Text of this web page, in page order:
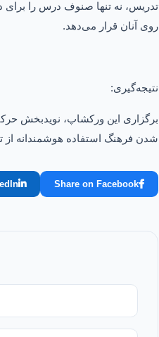
تدریس، نه تنها صنوف درس را برای
روی آنان قرار می‌دهد.
نتیجه‌گیری:
برگزاری این ورکشاپ، نویدبخش
شدن فرهنگ استفاده هوشمندانه از
Share on Facebook